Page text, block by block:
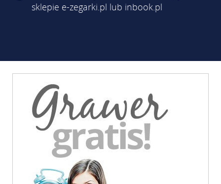
sklepie e-zegarki.pl lub inbook.pl